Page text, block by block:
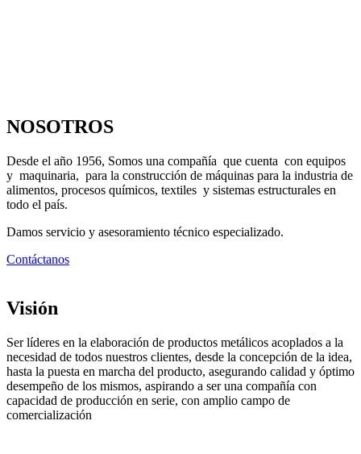
NOSOTROS
Desde el año 1956, Somos una compañía que cuenta con equipos
y maquinaria, para la construcción de máquinas para la industria de
alimentos, procesos químicos, textiles y sistemas estructurales en
todo el país.
Damos servicio y asesoramiento técnico especializado.
Contáctanos
Visión
Ser líderes en la elaboración de productos metálicos acoplados a la
necesidad de todos nuestros clientes, desde la concepción de la idea,
hasta la puesta en marcha del producto, asegurando calidad y óptimo
desempeño de los mismos, aspirando a ser una compañía con
capacidad de producción en serie, con amplio campo de
comercialización